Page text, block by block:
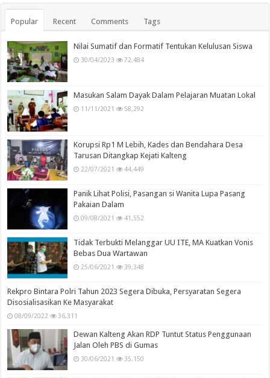
Popular Recent Comments Tags
Nilai Sumatif dan Formatif Tentukan Kelulusan Siswa
30/04/2023 72,484
Masukan Salam Dayak Dalam Pelajaran Muatan Lokal
11/11/2021 58,292
Korupsi Rp1 M Lebih, Kades dan Bendahara Desa
Tarusan Ditangkap Kejati Kalteng
22/07/2021 44,449
Panik Lihat Polisi, Pasangan si Wanita Lupa Pasang
Pakaian Dalam
09/08/2021 41,552
Tidak Terbukti Melanggar UU ITE, MA Kuatkan Vonis
Bebas Dua Wartawan
25/06/2021 39,348
Rekpro Bintara Polri Tahun 2023 Segera Dibuka, Persyaratan Segera
Disosialisasikan Ke Masyarakat
08/09/2022 36,311
Dewan Kalteng Akan RDP Tuntut Status Penggunaan
Jalan Oleh PBS di Gumas
30/06/2021 35,150